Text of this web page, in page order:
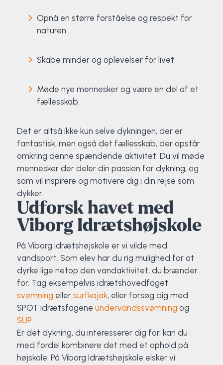
Opnå en større forståelse og respekt for
naturen
Skabe minder og oplevelser for livet
Møde nye mennesker og være en del af et
fællesskab.
Det er altså ikke kun selve dykningen, der er
fantastisk, men også det fællesskab, der opstår
omkring denne spændende aktivitet. Du vil møde
mennesker der deler din passion for dykning, og
som vil inspirere og motivere dig i din rejse som
dykker.
Udforsk havet med
Viborg Idrætshøjskole
På Viborg Idrætshøjskole er vi vilde med
vandsport. Som elev har du rig mulighed for at
dyrke lige netop den vandaktivitet, du brænder
for. Tag eksempelvis idrætshovedfaget
svømning ellersurfkajak, eller forsøg dig med
SPOT idrætsfagene undervandssvømning og
SUP.
Er det dykning, du interesserer dig for, kan du
med fordel kombinere det med et ophold på
højskole. På Viborg Idrætshøjskole elsker vi